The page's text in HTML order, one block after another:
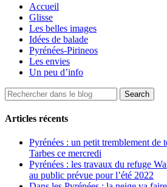
Accueil
Glisse
Les belles images
Idées de balade
Pyrénées-Pirineos
Les envies
Un peu d’info
Articles récents
Pyrénées : un petit tremblement de
Tarbes ce mercredi
Pyrénées : les travaux du refuge
au public prévue pour l’été 2022